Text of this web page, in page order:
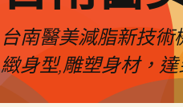
台南醫美減脂新技
緻身型,雕塑身材，